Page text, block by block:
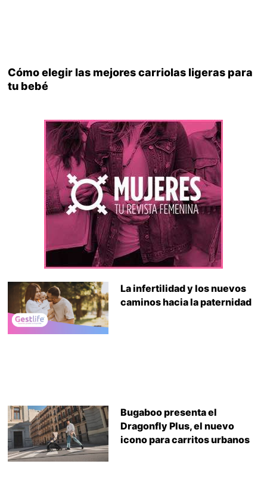
Cómo elegir las mejores carriolas ligeras para
tu bebé
La infertilidad y los nuevos
caminos hacia la paternidad
Bugaboo presenta el
Dragonfly Plus, el nuevo
icono para carritos urbanos